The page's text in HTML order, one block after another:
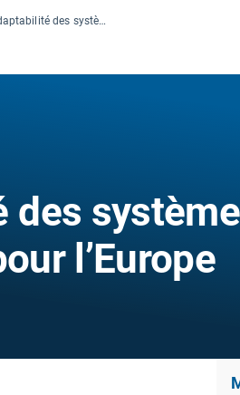
Climatechange adaptabilité des systèmes de culture et d’agriculture pour l’Europe
des
l’Europe